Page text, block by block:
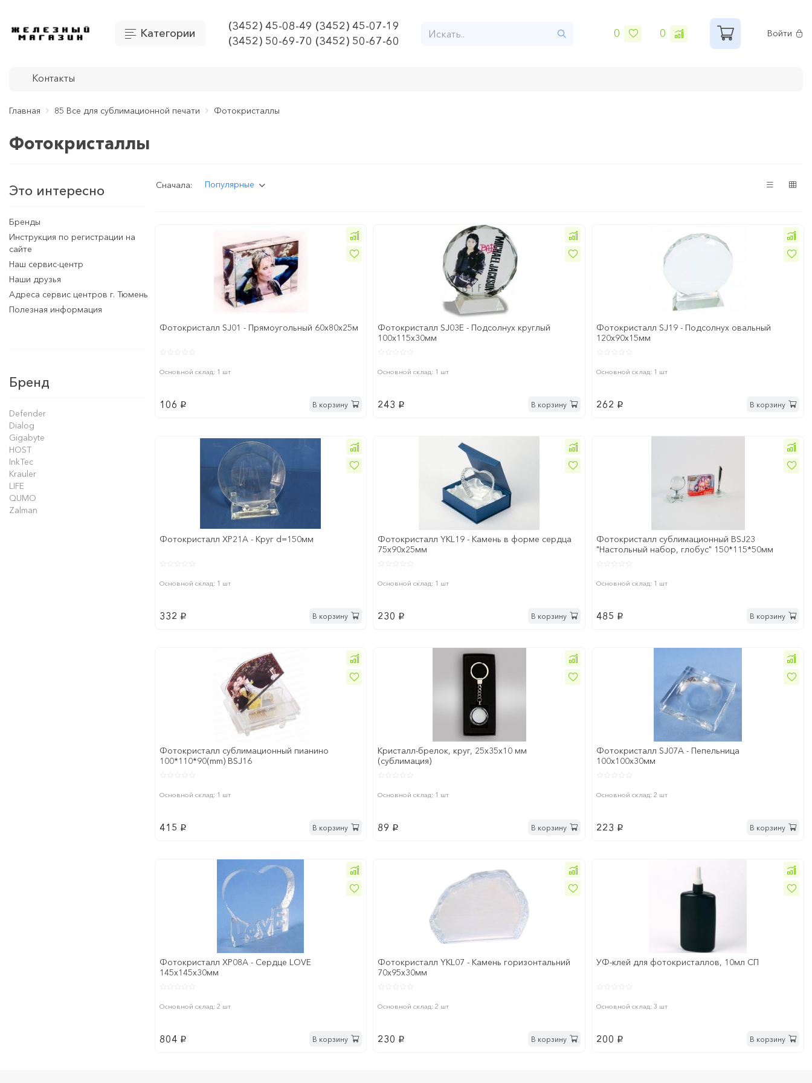
Категории
(3452) 45-08-49 (3452) 45-07-19
(3452) 50-69-70 (3452) 50-67-60
0 0 Войти
Контакты
Главная 85 Все для сублимационной печати Фотокристаллы
Фотокристаллы
Это интересно
Бренды
Инструкция по регистрации на
сайте
Наш сервис-центр
Наши друзья
Адреса сервис центров г. Тюмень
Полезная информация
Бренд
Defender
Dialog
Gigabyte
HOST
InkTec
Krauler
LIFE
QUMO
Zalman
Сначала: Популярные
Фотокристалл SJ01 - Прямоугольный 60х80х25м
Основной склад: 1 шт
106 p В корзину
Фотокристалл SJ03E - Подсолнух круглый
100х115х30мм
Основной склад: 1 шт
243 p В корзину
Фотокристалл SJ19 - Подсолнух овальный
120х90х15мм
Основной склад: 1 шт
262 p В корзину
Фотокристалл XP21A - Круг d=150мм
Основной склад: 1 шт
332 p В корзину
Фотокристалл YKL19 - Камень в форме сердца
75х90х25мм
Основной склад: 1 шт
230 p В корзину
Фотокристалл сублимационный BSJ23
"Настольный набор, глобус" 150*115*50мм
Основной склад: 1 шт
485 p В корзину
Фотокристалл сублимационный пианино
100*110*90(mm) BSJ16
Основной склад: 1 шт
415 p В корзину
Кристалл-брелок, круг, 25х35х10 мм
(сублимация)
Основной склад: 1 шт
89 p В корзину
Фотокристалл SJ07A - Пепельница
100х100х30мм
Основной склад: 2 шт
223 p В корзину
Фотокристалл XP08A - Сердце LOVE
145х145х30мм
Основной склад: 2 шт
804 p В корзину
Фотокристалл YKL07 - Камень горизонтальний
70х95х30мм
Основной склад: 2 шт
230 p В корзину
УФ-клей для фотокристаллов, 10мл СП
Основной склад: 3 шт
200 p В корзину